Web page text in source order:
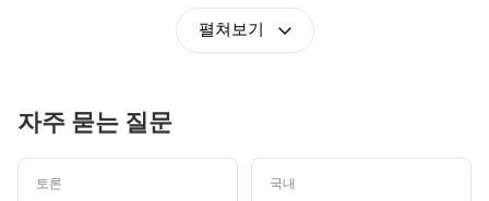
펼쳐보기
자주 묻는 질문
토론 국내